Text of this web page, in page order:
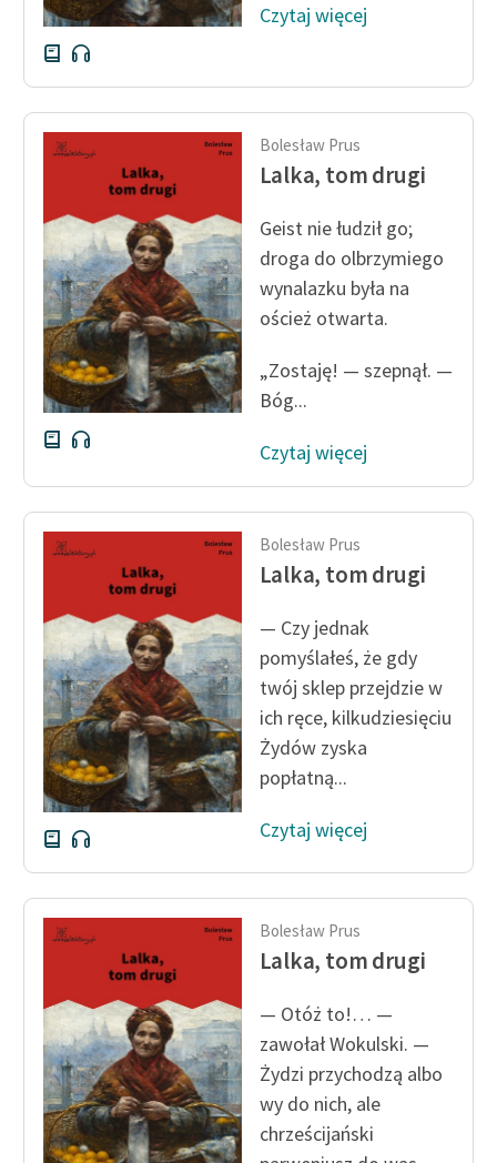
niepełnosprawnościami
Feministyczne inspiracje.
Popularyzacja
skandynawskiej literatury
feministycznej
Ręce pełne poezji
Kolekcje edukacyjne
twórców przechodzących
do domeny publicznej,
lektur szkolnych oraz
Starego Testamentu
Odkurzamy bohaterów
Lektur
O nas
Kontakt
Zespół
Zasady wykorzystania
Wolnych Lektur
Logotypy
Materiały promocyjne
Polityka prywatności
Regulamin biblioteki
Dane fundacji i
sprawozdania finansowe
Regulamin darowizn
Informacja o treściach
wrażliwych
Deklaracja dostępności
Czytaj więcej
Bolesław Prus
Lalka, tom drugi
Geist nie łudził go;
droga do olbrzymiego
wynalazku była na
oścież otwarta.
„Zostaję! — szepnął. —
Bóg...
Czytaj więcej
Bolesław Prus
Lalka, tom drugi
— Czy jednak
pomyślałeś, że gdy
twój sklep przejdzie w
ich ręce, kilkudziesięciu
Żydów zyska
popłatną...
Czytaj więcej
Bolesław Prus
Lalka, tom drugi
— Otóż to!… —
zawołał Wokulski. —
Żydzi przychodzą albo
wy do nich, ale
chrześcijański